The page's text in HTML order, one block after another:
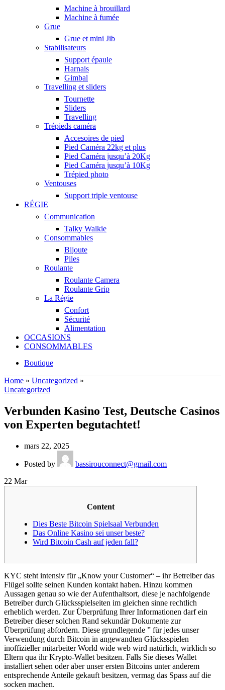
Machine à brouillard
Machine à fumée
Grue
Grue et mini Jib
Stabilisateurs
Support épaule
Harnais
Gimbal
Travelling et sliders
Tournette
Sliders
Travelling
Trépieds caméra
Accesoires de pied
Pied Caméra 22kg et plus
Pied Caméra jusqu’à 20Kg
Pied Caméra jusqu’à 10Kg
Trépied photo
Ventouses
Support triple ventouse
RÉGIE
Communication
Talky Walkie
Consommables
Bijoute
Piles
Roulante
Roulante Camera
Roulante Grip
La Régie
Confort
Sécurité
Alimentation
OCCASIONS
CONSOMMABLES
Boutique
Home » Uncategorized »
Uncategorized
Verbunden Kasino Test, Deutsche Casinos
von Experten begutachtet!
mars 22, 2025
Posted by
bassirouconnect@gmail.com
22 Mar
Content
Dies Beste Bitcoin Spielsaal Verbunden
Das Online Kasino sei unser beste?
Wird Bitcoin Cash auf jeden fall?
KYC steht intensiv für „Know your Customer“ – ihr Betreiber das
Flügel sollte seinen Kunden kontakt haben. Hinzu kommen
Aussagen genau so wie der Aufenthaltsort, diese je nachfolgende
Betreiber durch Glücksspielseiten im gleichen sinne rechtlich
erheblich werden. Zur Überprüfung Ihrer Informationen darf ein
Betreiber dieser solchen Rand sekundär Dokumente zur
Überprüfung abfordern. Diese grundlegende ” für jedes unser
Verwendung durch Bitcoin in angewandten Glücksspielen
inoffizieller mitarbeiter World wide web wird natürlich, wirklich so
Eltern qua ihr Krypto-Wallet besitzen. Falls Sie dieses Wallet
installiert sehen oder aber unser ersten Bitcoins unter anderem
entsprechende Anteile gekauft besitzen, vermag das Spass auf die
socken machen.